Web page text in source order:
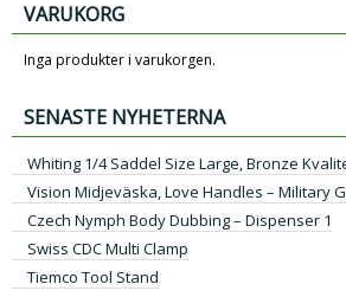
VARUKORG
Inga produkter i varukorgen.
SENASTE NYHETERNA
Whiting 1/4 Saddel Size Large, Bronze
Vision Midjeväska, Love Handles – Military
Czech Nymph Body Dubbing – Dispenser 1
Swiss CDC Multi Clamp
Tiemco Tool Stand